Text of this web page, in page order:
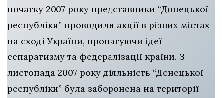
початку 2007 року представники “Донецької
республіки” проводили акції в різних містах
на сході України, пропагуючи ідеї
сепаратизму та федералізації країни. З
листопада 2007 року діяльність “Донецької
республіки” була заборонена на території